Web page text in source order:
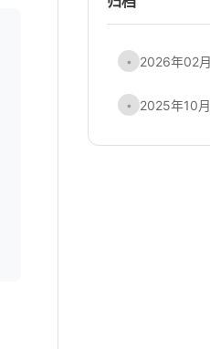
• 2026年02
• 2025年10